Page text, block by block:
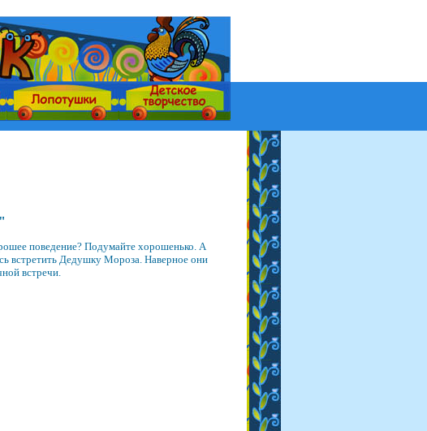
поведение? Подумайте хорошенько. А
встретить Дедушку Мороза. Наверное они
встречи.